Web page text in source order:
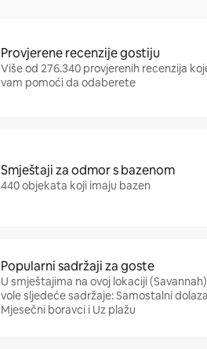
Provjerene recenzije gostiju
Više od 276.340 provjerenih recenzija
vam pomoći da odaberete
Smještaji za odmor s bazenom
440 objekata koji imaju bazen
Popularni sadržaji za goste
U smještajima na ovoj lokaciji
vole sljedeće sadržaje: Samostalni
Mjesečni boravci i Uz plažu